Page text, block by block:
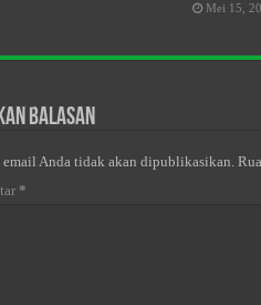
Mei 15,
Balasan
email Anda tidak akan dipublikasikan.
*